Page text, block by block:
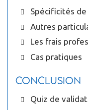
Spécificités de
Autres
Les frais
Cas pratiques
Conclusion
Quiz de